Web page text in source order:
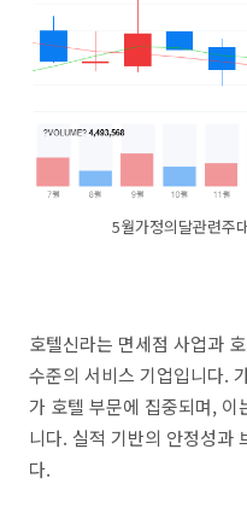
5월가정의달관련주
호텔신라는 면세점 사업과
수준의 서비스 기업입니다.
가 호텔 부문에 집중되며,
니다. 실적 기반의 안정성과
다.